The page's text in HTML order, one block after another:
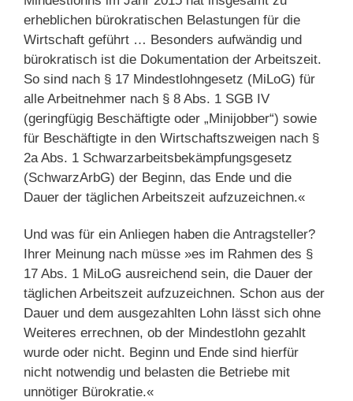
erheblichen bürokratischen Belastungen für die
Wirtschaft geführt … Besonders aufwändig und
bürokratisch ist die Dokumentation der Arbeitszeit.
So sind nach § 17 Mindestlohngesetz (MiLoG) für
alle Arbeitnehmer nach § 8 Abs. 1 SGB IV
(geringfügig Beschäftigte oder „Minijobber“) sowie
für Beschäftigte in den Wirtschaftszweigen nach §
2a Abs. 1 Schwarzarbeitsbekämpfungsgesetz
(SchwarzArbG) der Beginn, das Ende und die
Dauer der täglichen Arbeitszeit aufzuzeichnen.«
Und was für ein Anliegen haben die Antragsteller?
Ihrer Meinung nach müsse »es im Rahmen des §
17 Abs. 1 MiLoG ausreichend sein, die Dauer der
täglichen Arbeitszeit aufzuzeichnen. Schon aus der
Dauer und dem ausgezahlten Lohn lässt sich ohne
Weiteres errechnen, ob der Mindestlohn gezahlt
wurde oder nicht. Beginn und Ende sind hierfür
nicht notwendig und belasten die Betriebe mit
unnötiger Bürokratie.«